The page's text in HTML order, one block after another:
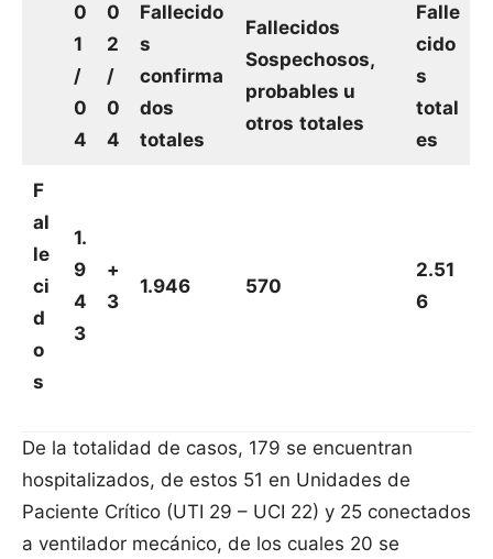
0
1
/
0
4
0
2
/
0
4
Fallecido
s
confirma
dos
totales
Fallecidos
Sospechosos,
probables u
otros totales
Falle
cido
s
total
es
F
al
le
ci
d
o
s
1.
9
4
3
+
3
1.946 570
2.51
6
De la totalidad de casos, 179 se encuentran
hospitalizados, de estos 51 en Unidades de
Paciente Crítico (UTI 29 – UCI 22) y 25 conectados
a ventilador mecánico, de los cuales 20 se